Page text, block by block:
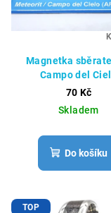
Magnetka
Campo del
70 Kč
Skladem
Do košíku
TOP